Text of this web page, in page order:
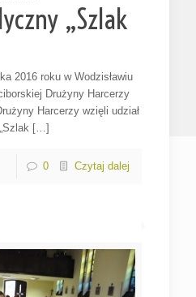
„Szlak
2016 roku w Wodzisławiu
Drużyny Harcerzy
Harcerzy wzięli udział
[…]
0 Czytaj dalej